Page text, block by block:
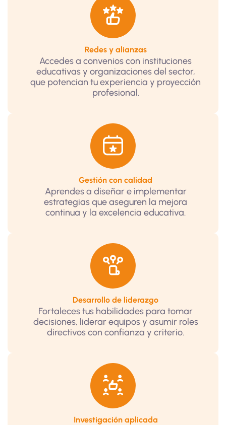
Redes y alianzas
Accedes a convenios con instituciones
educativas y organizaciones del sector,
que potencian tu experiencia y proyección
profesional.
Gestión con calidad
Aprendes a diseñar e implementar
estrategias que aseguren la mejora
continua y la excelencia educativa.
Desarrollo de liderazgo
Fortaleces tus habilidades para tomar
decisiones, liderar equipos y asumir roles
directivos con confianza y criterio.
Investigación aplicada